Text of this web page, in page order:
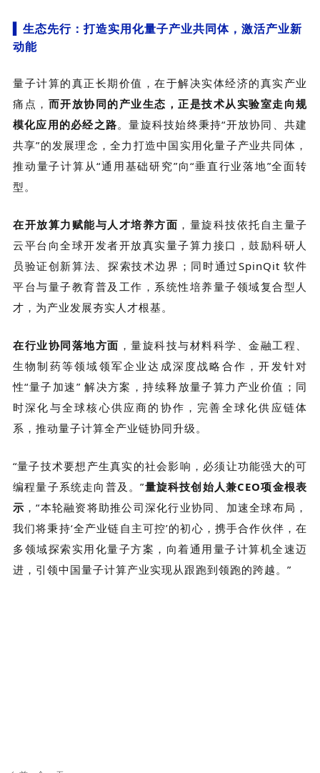
生态先行：打造实用化量子产业共同体，激活产业新
动能
量子计算的真正长期价值，在于解决实体经济的真实产业
痛点， 而开放协同的产业生态，正是技术从实验室走向规
模化应用的必经之路。量旋科技始终秉持“开放协同、共建
共享”的发展理念，全力打造中国实用化量子产业共同体，
推动量子计算从“通用基础研究”向“垂直行业落地”全面转
型。
在开放算力赋能与人才培养方面 ，量旋科技依托自主量子
云平台向全球开发者开放真实量子算力接口，鼓励科研人
员验证创新算法、探索技术边界；同时通过SpinQit 软件
平台与量子教育普及工作，系统性培养量子领域复合型人
才，为产业发展夯实人才根基。
在行业协同落地方面 ， 量旋科技与材料科学、金融工程、
生物制药等领域领军企业达成深度战略合作，开发针对
性“量子加速” 解决方案，持续释放量子算力产业价值；同
时深化与全球核心供应商的协作，完善全球化供应链体
系，推动量子计算全产业链协同升级。
“量子技术要想产生真实的社会影响，必须让功能强大的可
编程量子系统走向普及。”量旋科技创始人兼CEO项金根表
示 ，“本轮融资将助推公司深化行业协同、加速全球布局，
我们将秉持‘全产业链自主可控’的初心，携手合作伙伴，在
多领域探索实用化量子方案，向着通用量子计算机全速迈
进，引领中国量子计算产业实现从跟跑到领跑的跨越。”